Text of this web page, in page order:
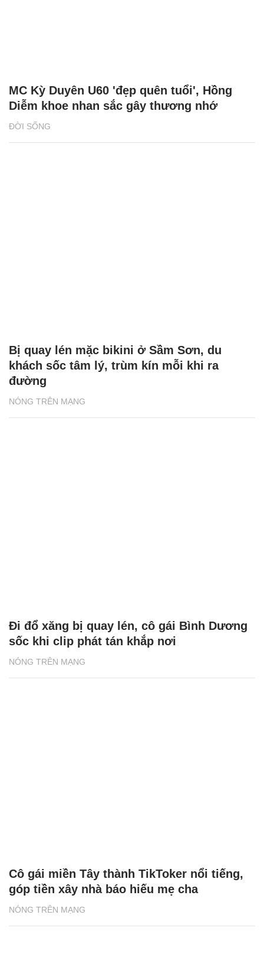
ĐỜI SỐNG
MC Kỳ Duyên U60 'đẹp quên tuổi', Hồng
Diễm khoe nhan sắc gây thương nhớ
NÓNG TRÊN MẠNG
Bị quay lén mặc bikini ở Sầm Sơn, du
khách sốc tâm lý, trùm kín mỗi khi ra
đường
NÓNG TRÊN MẠNG
Đi đổ xăng bị quay lén, cô gái Bình Dương
sốc khi clip phát tán khắp nơi
NÓNG TRÊN MẠNG
Cô gái miền Tây thành TikToker nổi tiếng,
góp tiền xây nhà báo hiếu mẹ cha